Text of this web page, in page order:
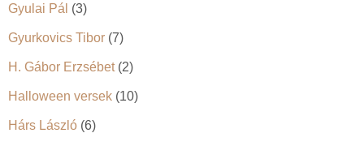
Gyulai Pál (3)
Gyurkovics Tibor (7)
H. Gábor Erzsébet(2)
Halloween versek (10)
Hárs László (6)